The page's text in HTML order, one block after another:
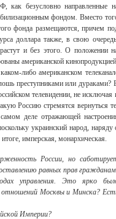
как безусловно направленные
фондом. Вместо
фонда размещаются, причем
доллара также, в свою
и без этого. О положении
американской
либо американском
преступниками или дураками?
телевидении, не исключая
Россию стремятся вернуться
деле отражающей
украинский народ, наряду
имперская, монархическая.
России, но
равных прав
управления. Это ярко
отношений Москвы и Минска?
Империи?